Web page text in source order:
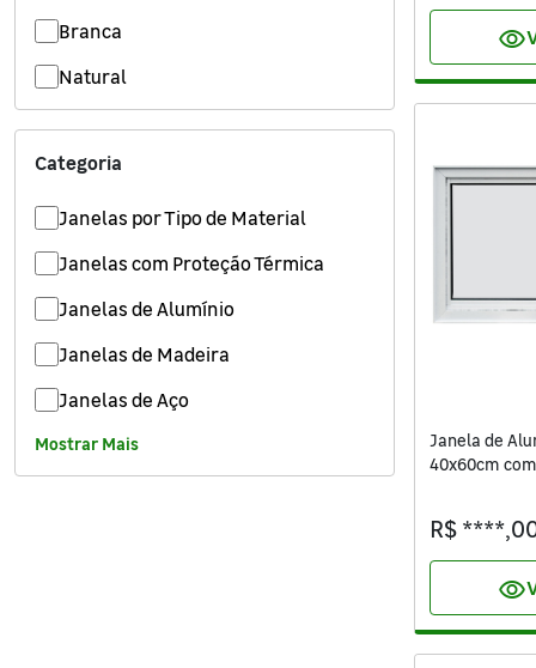
Pinturas e Acessórios
Pisos e Revestimentos
Portas, Janelas e Portões
Segurança e Comunicação
Branca
Natural
Categoria
Janelas por Tipo de Material
Janelas com Proteção Térmica
Janelas de Alumínio
Janelas de Madeira
Janelas de Aço
Mostrar Mais
visibility
Janela de
40x60cm
R$
visibility